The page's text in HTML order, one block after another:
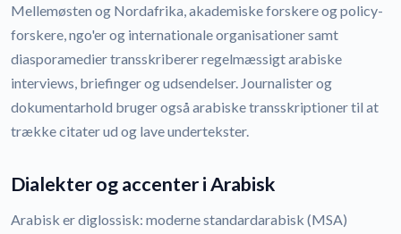
Mellemøsten og Nordafrika, akademiske forskere og policy-
forskere, ngo'er og internationale organisationer samt
diasporamedier transskriberer regelmæssigt arabiske
interviews, briefinger og udsendelser. Journalister og
dokumentarhold bruger også arabiske transskriptioner til at
trække citater ud og lave undertekster.
Dialekter og accenter i Arabisk
Arabisk er diglossisk: moderne standardarabisk (MSA)